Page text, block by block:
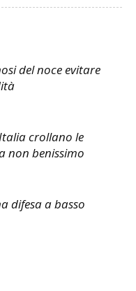
del noce evitare
crollano le
non benissimo
difesa a basso